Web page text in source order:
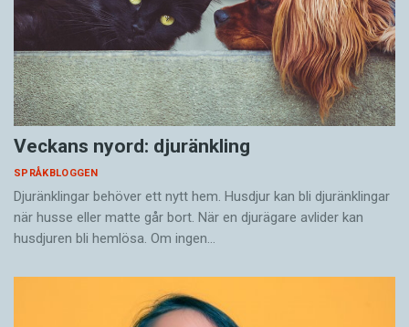
Veckans nyord: djuränkling
SPRÅKBLOGGEN
Djuränklingar behöver ett nytt hem. Husdjur kan bli djuränklingar
när husse eller matte går bort. När en djurägare avlider kan
husdjuren bli hemlösa. Om ingen…